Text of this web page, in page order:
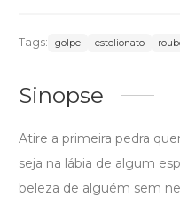
Tags: golpe estelionato
Sinopse
Atire a primeira pedra
seja na lábia de algum
beleza de alguém sem